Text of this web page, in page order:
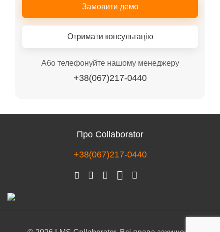
Замовити демо
Отримати консультацію
Або телефонуйте нашому менеджеру
+38(067)217-0440
Про Collaborator
+38(067)217-0440